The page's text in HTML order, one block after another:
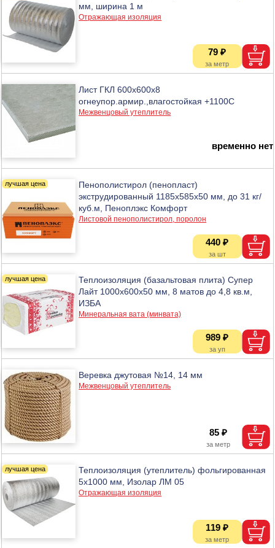
мм, ширина 1 м
Отражающая изоляция
79 ₽
Лист ГКЛ 600х600х8
огнеупор.армир.,влагостойкая +1100С
Межвенцовый утеплитель
временно нет
Пенополистирол (пенопласт)
экструдированный 1185х585х50 мм, до 31 кг/
куб.м, Пеноплэкс Комфорт
Листовой пенополистирол, поролон
440 ₽
Теплоизоляция (базальтовая плита) Супер
Лайт 1000х600х50 мм, 8 матов до 4,8 кв.м,
ИЗБА
Минеральная вата (минвата)
989 ₽
Веревка джутовая №14, 14 мм
Межвенцовый утеплитель
85 ₽
Теплоизоляция (утеплитель) фольгированная
5х1000 мм, Изолар ЛМ 05
Отражающая изоляция
119 ₽